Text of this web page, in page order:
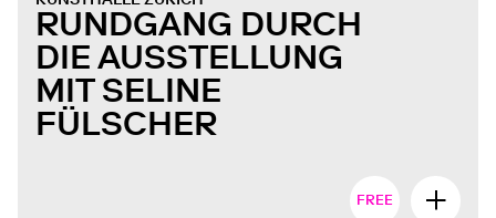
RUNDGANG DURCH
DIE AUSSTELLUNG
MIT SELINE
FÜLSCHER
FREE